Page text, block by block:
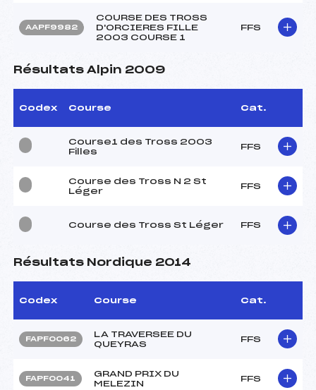
AAPF9982
COURSE DES TROSS
D'ORCIERES FILLE
2003 COURSE 1
FFS
Résultats Alpin 2009
Codex Course Cat.
Course1 des Tross 2003
Filles
FFS
Course des Tross N 2 St
Léger
FFS
Course des Tross St Léger FFS
Résultats Nordique 2014
Codex Course Cat.
FAPF0062
LA TRAVERSEE DU
QUEYRAS
FFS
FAPF0041
GRAND PRIX DU
MELEZIN
FFS